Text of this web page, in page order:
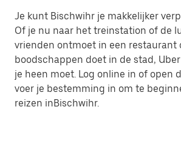
Je kunt Bischwihr je makkelijker
Of je nu naar het treinstation of de
vrienden ontmoet in een restaurant
boodschappen doet in de stad,
je heen moet. Log online in of open
voer je bestemming in om te
reizen inBischwihr.